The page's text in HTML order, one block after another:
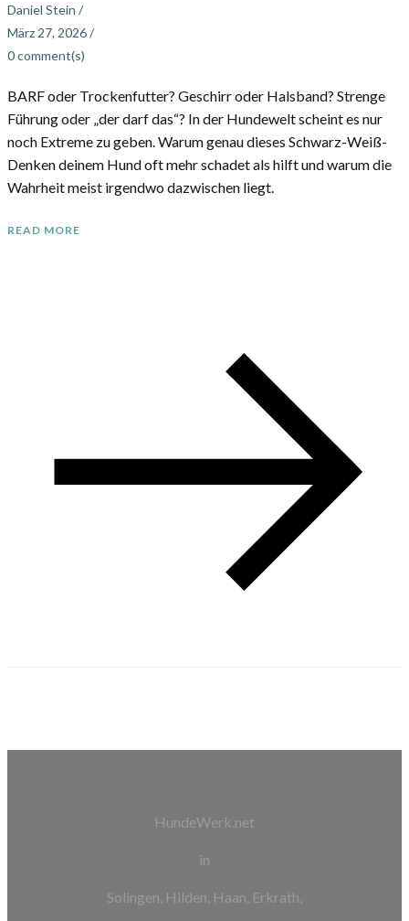
Daniel Stein /
März 27, 2026/
0comment(s)
BARF oder Trockenfutter? Geschirr oder Halsband? Strenge
Führung oder „der darf das“? In der Hundewelt scheint es nur
noch Extreme zu geben. Warum genau dieses Schwarz-Weiß-
Denken deinem Hund oft mehr schadet als hilft und warum die
Wahrheit meist irgendwo dazwischen liegt.
READ MORE
HundeWerk.net
in
Solingen, Hilden, Haan, Erkrath,